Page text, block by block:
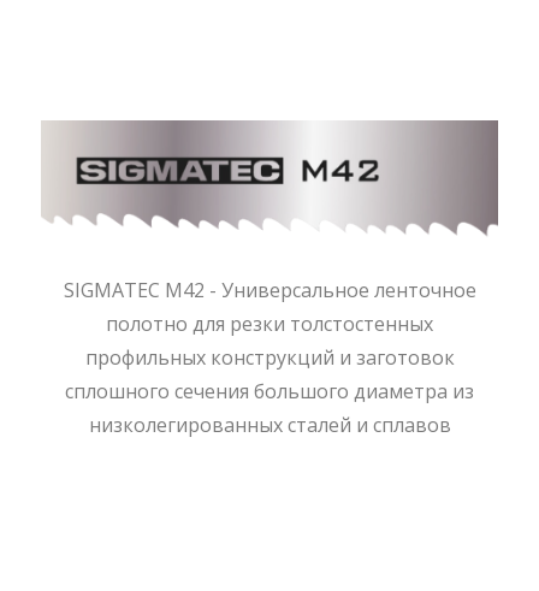
SIGMATEC M42 - Универсальное ленточное
полотно для резки толстостенных
профильных конструкций и заготовок
сплошного сечения большого диаметра из
низколегированных сталей и сплавов